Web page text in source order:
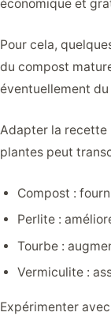
économique et
Pour cela,
du compost
éventuellement
Adapter la recette
plantes peut
Compost :
Perlite :
Tourbe :
Vermiculite :
Expérimenter